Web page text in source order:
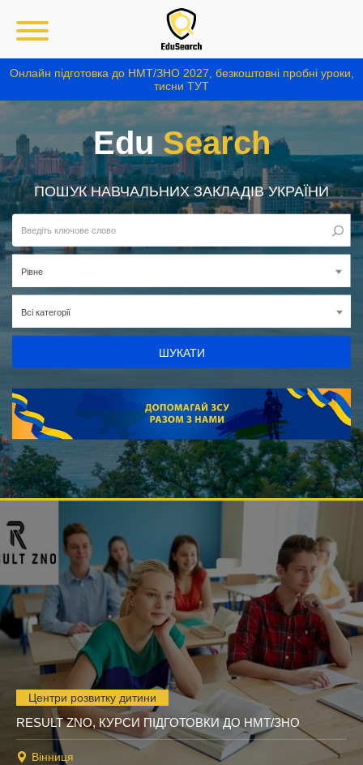
Онлайн підготовка до НМТ/ЗНО 2027, безкоштовні пробні уроки,
тисни ТУТ
EduSearch
ПОШУК НАВЧАЛЬНИХ ЗАКЛАДІВ УКРАЇНИ
Рівне
Всі категорії
ШУКАТИ
Центри розвитку дитини
RESULT ZNO, КУРСИ ПІДГОТОВКИ ДО НМТ/ЗНО
Вінниця